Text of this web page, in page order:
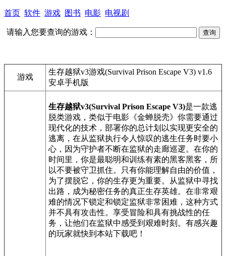
首页 软件 游戏 图书 电影 电视剧
请输入您要查询的游戏：
游戏
生存越狱v3游戏(Survival Prison Escape V3) v1.6
安卓手机版
生存越狱v3(Survival Prison Escape V3)是一款逃
脱类游戏，类似于电影《金蝉脱壳》你需要通过
现代化的技术，部署你的总计划以实现更安全的
逃离，在从监狱执行令人惊叹的逃生任务时要小
心，因为守护者不断在监狱的走廊巡逻。在你的
时间里，你是最聪明和训练有素的黑客黑客，所
以不要被守卫抓住。只有你能理解自由的价值，
为了摆脱它，你的生存更为重要。从监狱中寻找
出路，成为秘密任务的真正生存英雄。在非常艰
难的情况下锁定和锁定监狱非常困难，这种方式
并不具有攻击性。享受冒险和具有挑战性的任
务，让他们在监狱中感受到艰难时刻。有感兴趣
的玩家就快到本站下载吧！